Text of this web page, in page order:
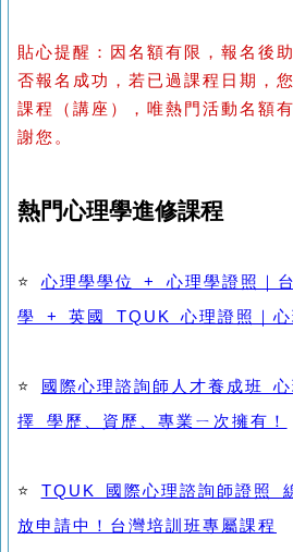
貼心提醒：因名額有限，報名後
否報名成功，若已過課程日期，
課程（講座），唯熱門活動名額
謝您。
熱門心理學進修課程
⭐ 心理學學位 + 心理學證照｜
學 + 英國 TQUK 心理證照｜心
⭐
國際心理諮詢師人才養成班
擇 學歷、資歷、專業ㄧ次擁有！
⭐ TQUK 國際心理諮詢師證照
放申請中！台灣培訓班專屬課程